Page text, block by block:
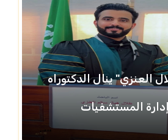
العنزي" ينال الدكتوراه